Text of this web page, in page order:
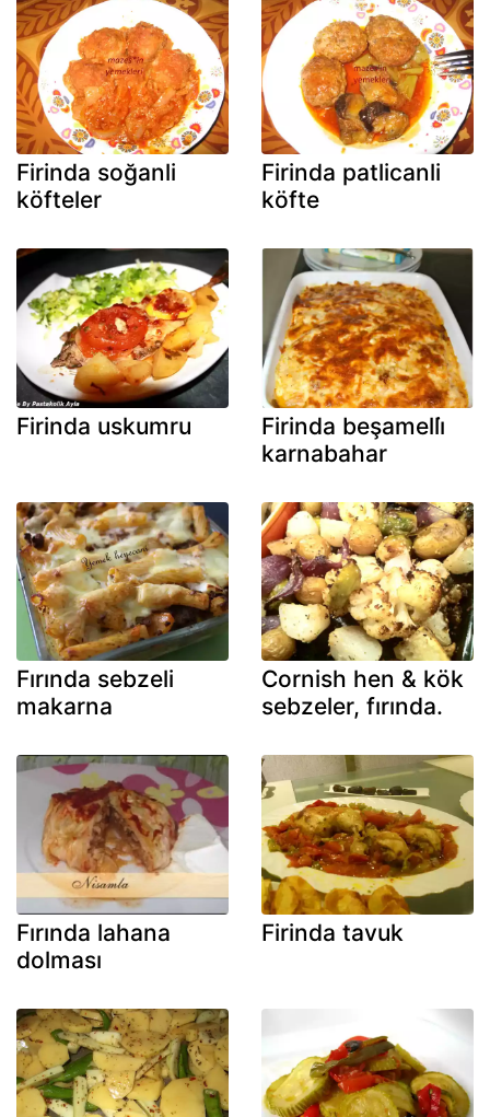
Firinda soğanli
köfteler
Firinda patlicanli
köfte
Firinda uskumru
Firinda beşamelli̇
karnabahar
Fırında sebzeli
makarna
Cornish hen & kök
sebzeler, fırında.
Fırında lahana
dolması
Firinda tavuk